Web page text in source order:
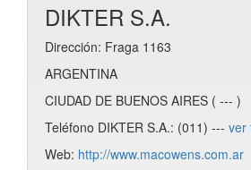
DIKTER S.A.
Dirección: Fraga 1163
ARGENTINA
CIUDAD DE BUENOS AIRES ( --- )
Teléfono DIKTER S.A.: (011) --- ver
Web: http://www.macowens.com.ar